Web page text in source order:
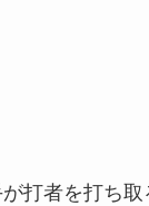
打者を打ち